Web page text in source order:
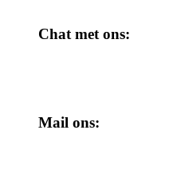
Chat met ons:
Mail ons: